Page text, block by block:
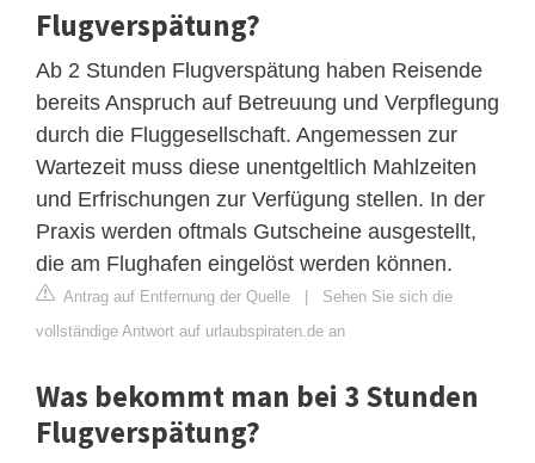
Flugverspätung?
Ab 2 Stunden Flugverspätung haben Reisende
bereits Anspruch auf Betreuung und Verpflegung
durch die Fluggesellschaft. Angemessen zur
Wartezeit muss diese unentgeltlich Mahlzeiten
und Erfrischungen zur Verfügung stellen. In der
Praxis werden oftmals Gutscheine ausgestellt,
die am Flughafen eingelöst werden können.
Antrag auf Entfernung der Quelle | Sehen Sie sich die
vollständige Antwort auf urlaubspiraten.de an
Was bekommt man bei 3 Stunden
Flugverspätung?